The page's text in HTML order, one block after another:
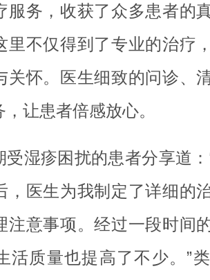
服务，收获了众多患者的
里不仅得到了专业的治疗
关怀。医生细致的问诊、
让患者倍感放心。
受湿疹困扰的患者分享道
，医生为我制定了详细的
注意事项。经过一段时间
活质量也提高了不少。”